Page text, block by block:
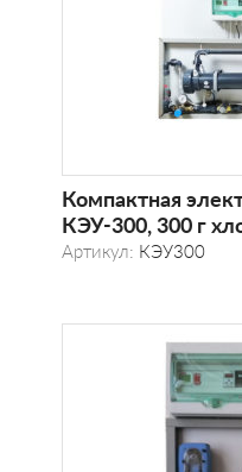
Компактная
КЭУ-300, 300 г
Артикул: КЭУ300